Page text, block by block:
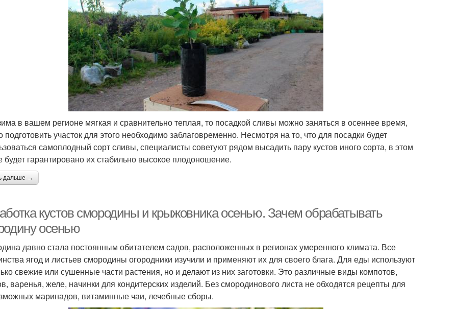
в вашем регионе мягкая и сравнительно теплая, то посадкой сливы можно заняться в осеннее время,
подготовить участок для этого необходимо заблаговременно. Несмотря на то, что для посадки будет
самоплодный сорт сливы, специалисты советуют рядом высадить пару кустов иного сорта, в этом
будет гарантировано их стабильно высокое плодоношение.
дальше →
кустов смородины и крыжовника осенью. Зачем обрабатывать
осенью
давно стала постоянным обитателем садов, расположенных в регионах умеренного климата. Все
ягод и листьев смородины огородники изучили и применяют их для своего блага. Для еды используют
свежие или сушенные части растения, но и делают из них заготовки. Это различные виды компотов,
варенья, желе, начинки для кондитерских изделий. Без смородинового листа не обходятся рецепты для
маринадов, витаминные чаи, лечебные сборы.